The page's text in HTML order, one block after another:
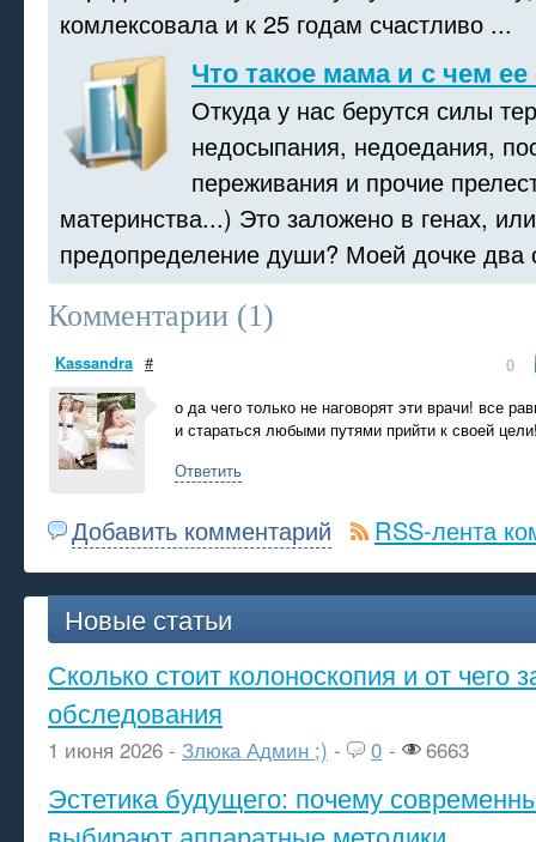
комлексовала и к 25 годам счастливо ...
Что такое мама и с чем ее
Откуда у нас берутся силы
недосыпания, недоедания,
переживания и прочие
материнства...) Это заложено в генах,
предопределение души? Моей дочке два
Комментарии (1)
Kassandra #
0
о да чего только не наговорят эти врачи! все
и стараться любыми путями прийти к своей
Ответить
Добавить комментарий RSS-лента
Новые статьи
Сколько стоит колоноскопия и от чего
обследования
1 июня 2026 - Злюка Админ ;) - 0 - 6663
Эстетика будущего: почему